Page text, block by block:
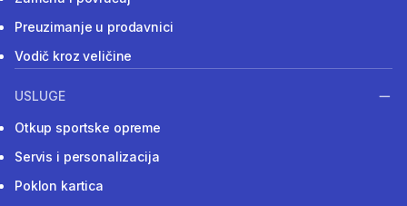
Preuzimanje u prodavnici
Vodič kroz veličine
USLUGE
Otkup sportske opreme
Servis i personalizacija
Poklon kartica